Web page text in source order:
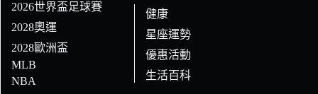
2026世界盃足球賽
2028奧運
2028歐洲盃
MLB
NBA
健康
星座運勢
優惠活動
生活百科